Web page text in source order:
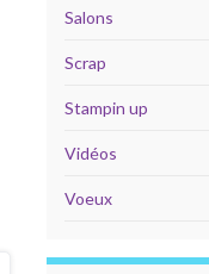
Salons
Scrap
Stampin up
Vidéos
Voeux